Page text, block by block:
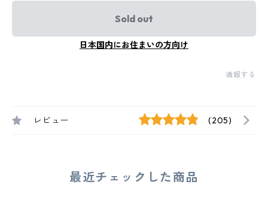
Sold out
日本国内にお住まいの方向け
通報する
レビュー (205)
最近チェックした商品